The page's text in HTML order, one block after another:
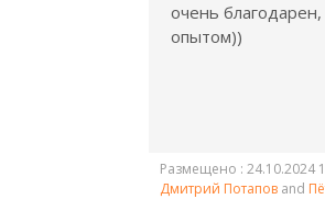
очень
опытом))
Размещено : 24.10.2024
Дмитрий Потапов and